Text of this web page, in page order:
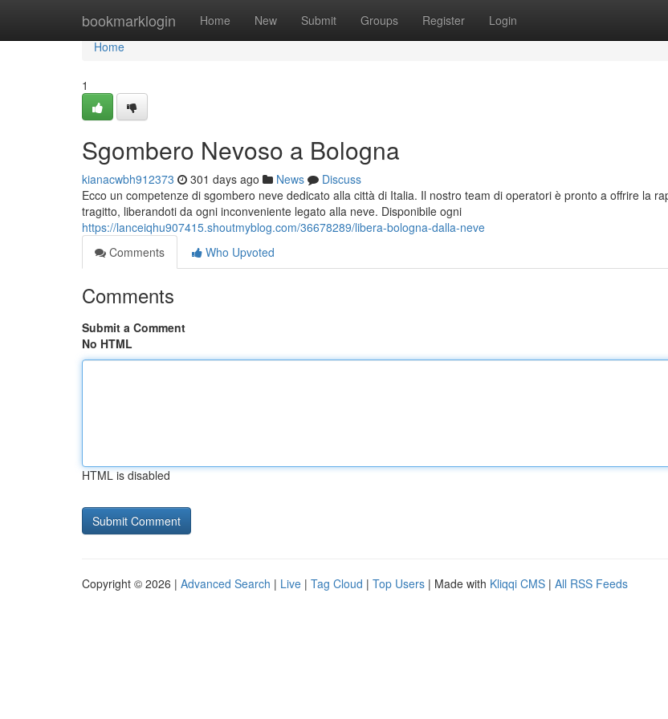
bookmarklogin Home New Submit Groups Register Login
Home
Home
1
Sgombero Nevoso a Bologna
kianacwbh912373 301 days ago News
Discuss
Ecco un competenze di sgombero neve dedicato alla città di Italia. Il nostro team di operatori è pronto a offrire la
tragitto, liberandoti da ogni inconveniente legato alla neve. Disponibile ogni
https://lanceiqhu907415.shoutmyblog.com/36678289/libera-bologna-dalla-neve
Comments
Who Upvoted
Comments
Submit a Comment
No HTML
HTML is disabled
Copyright © 2026 | Advanced Search | Live | Tag Cloud | Top Users | Made with Kliqqi CMS | All RSS Feeds